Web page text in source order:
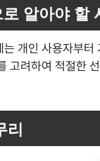
알아야 할
개인 사용자부
고려하여 적절한
리